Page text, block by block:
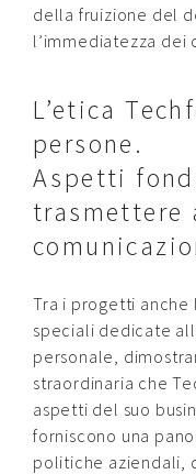
della fruizione del
l’immediatezza dei
L’etica
persone.
Aspetti
trasmettere
Tra i progetti
speciali dedicate
personale,
straordinaria che
aspetti del suo
forniscono una
politiche aziendali,